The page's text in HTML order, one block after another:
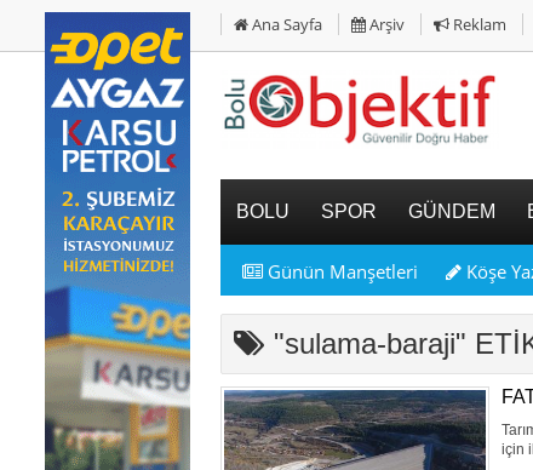
Ana Sayfa Arşiv Reklam
BOLU SPOR GÜNDEM
Günün Manşetleri Köşe
"sulama-baraji"
için